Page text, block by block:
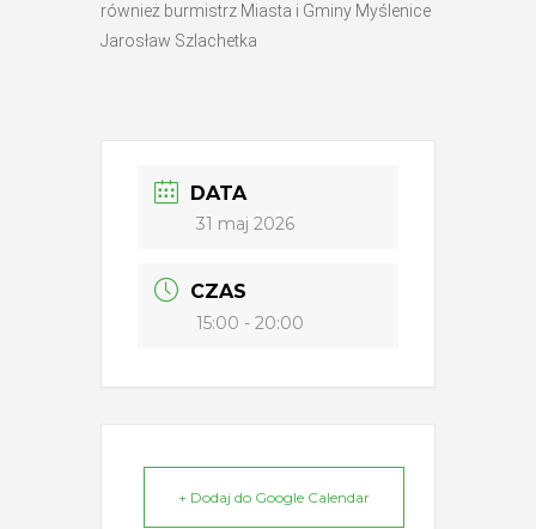
również burmistrz Miasta i Gminy Myślenice
Jarosław Szlachetka
DATA
31 maj 2026
CZAS
15:00 - 20:00
+ Dodaj do Google Calendar